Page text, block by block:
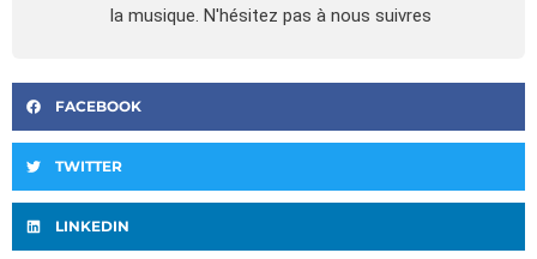
la musique. N'hésitez pas à nous suivres
FACEBOOK
TWITTER
LINKEDIN